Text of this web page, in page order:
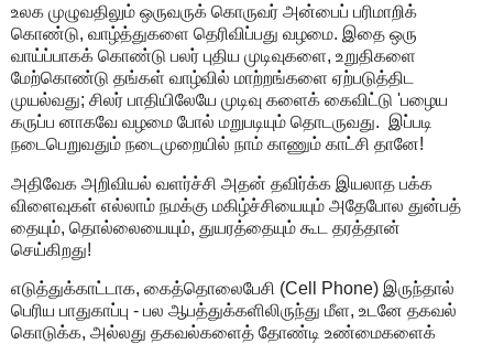
உலக முழுவதிலும் ஒருவருக் கொருவர் அன்பைப் பரிமாறிக்
கொண்டு, வாழ்த்துகளை தெரிவிப்பது வழமை. இதை ஒரு
வாய்ப்பாகக் கொண்டு பலர் புதிய முடிவுகளை, உறுதிகளை
மேற்கொண்டு தங்கள் வாழ்வில் மாற்றங்களை ஏற்படுத்திட
முயல்வது; சிலர் பாதியிலேயே முடிவு களைக் கைவிட்டு 'பழைய
கருப்ப னாகவே வழமை போல் மறுபடியும் தொடருவது. இப்படி
நடைபெறுவதும் நடைமுறையில் நாம் காணும் காட்சி தானே!
அதிவேக அறிவியல் வளர்ச்சி அதன் தவிர்க்க இயலாத பக்க
விளைவுகள் எல்லாம் நமக்கு மகிழ்ச்சியையும் அதேபோல துன்பத்
தையும், தொல்லையையும், துயரத்தையும் கூட தரத்தான்
செய்கிறது!
எடுத்துக்காட்டாக, கைத்தொலைபேசி (Cell Phone) இருந்தால்
பெரிய பாதுகாப்பு - பல ஆபத்துக்களிலிருந்து மீள, உடனே தகவல்
கொடுக்க, அல்லது தகவல்களைத் தோண்டி உண்மைகளைக்